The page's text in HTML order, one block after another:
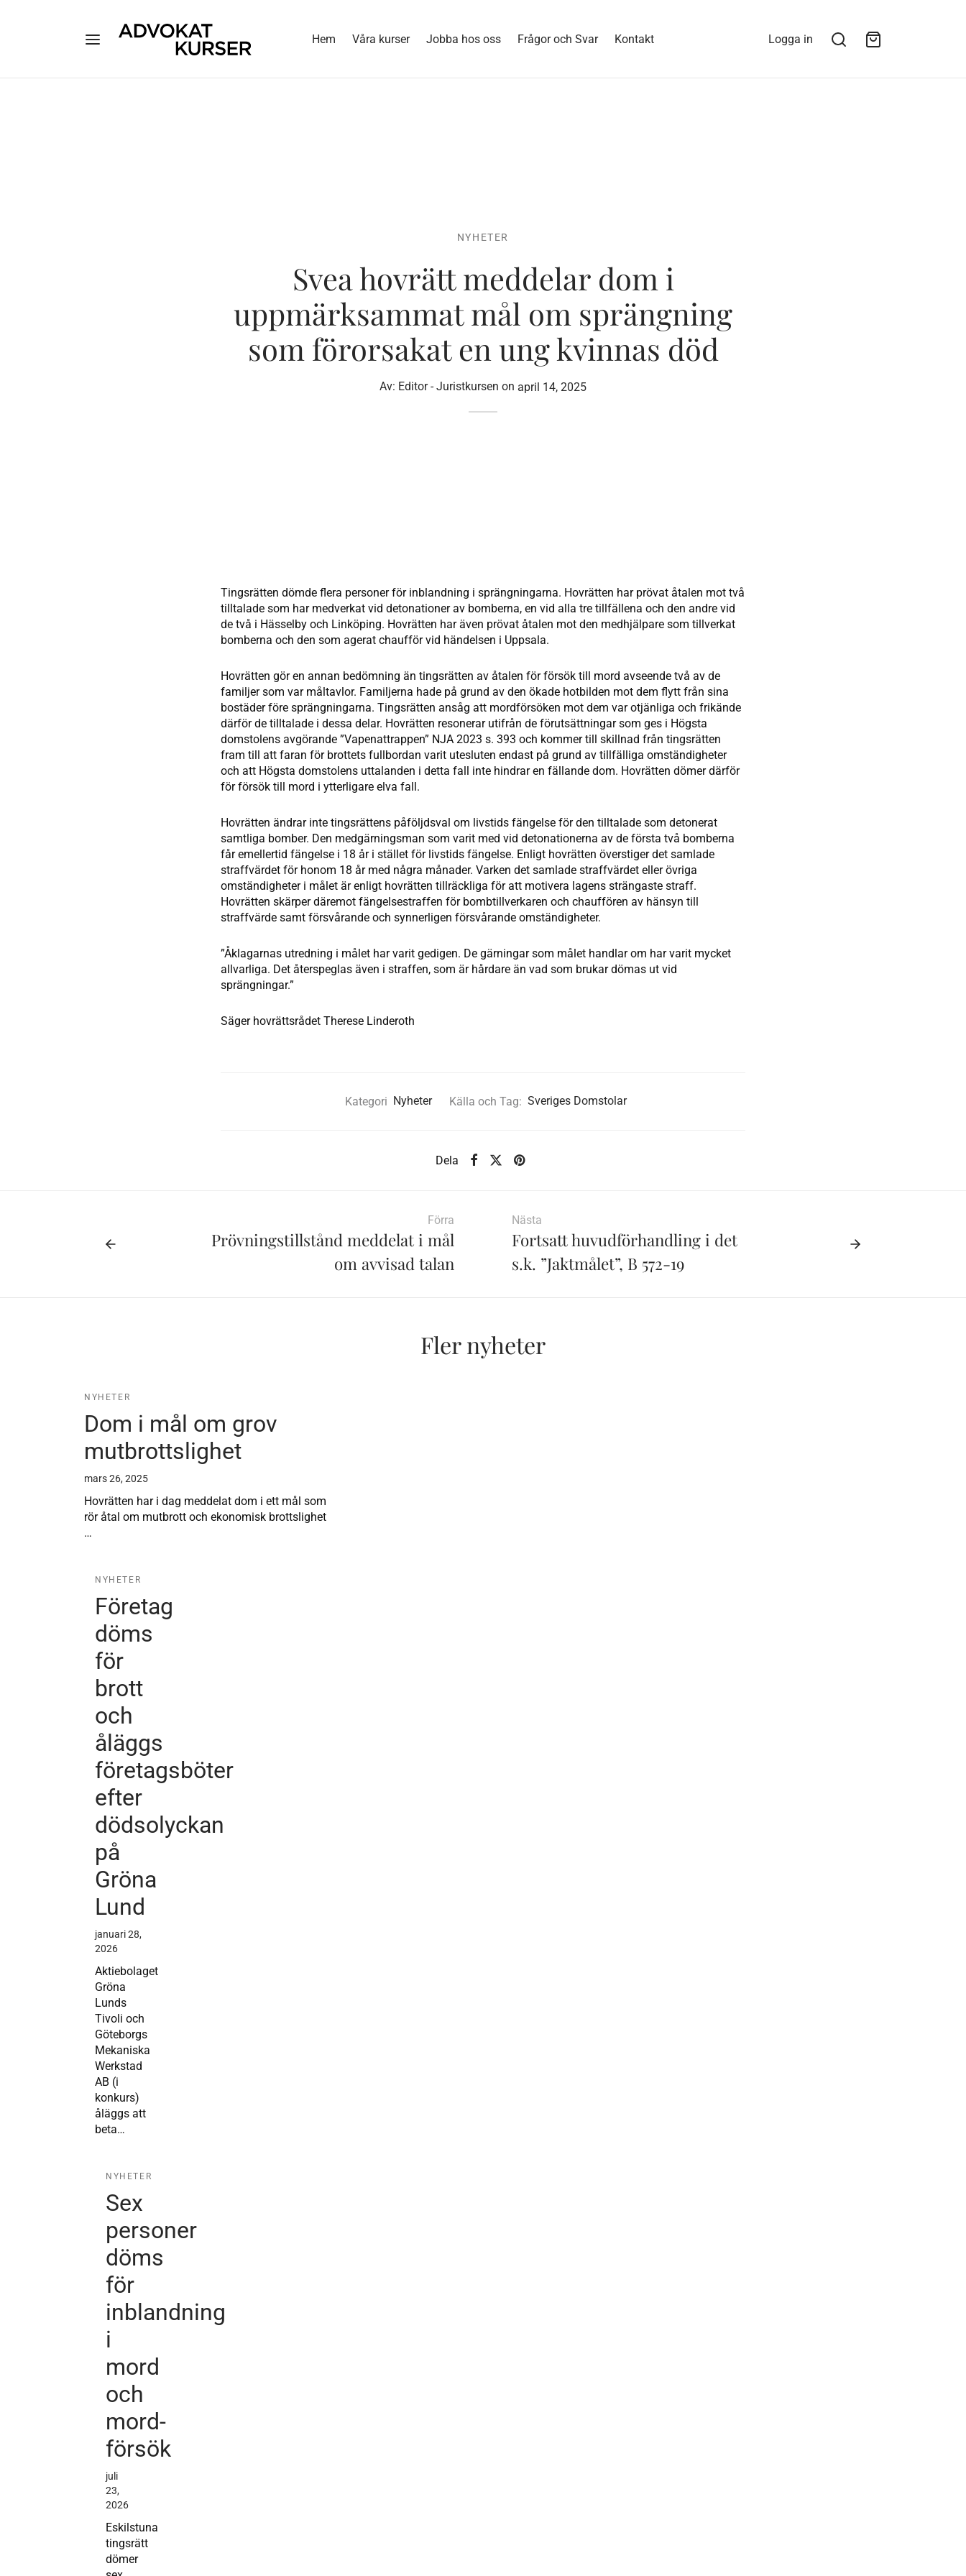
Hem Våra kurser Jobba hos oss Frågor och Svar Kontakt Logga in
NYHETER
Svea hovrätt meddelar dom i
uppmärksammat mål om sprängning
som förorsakat en ung kvinnas död
Av: Editor - Juristkursen on april 14, 2025
Tingsrätten dömde flera personer för inblandning i sprängningarna. Hovrätten har prövat åtalen mot två
tilltalade som har medverkat vid detonationer av bomberna, en vid alla tre tillfällena och den andre vid
de två i Hässelby och Linköping. Hovrätten har även prövat åtalen mot den medhjälpare som tillverkat
bomberna och den som agerat chaufför vid händelsen i Uppsala.
Hovrätten gör en annan bedömning än tingsrätten av åtalen för försök till mord avseende två av de
familjer som var måltavlor. Familjerna hade på grund av den ökade hotbilden mot dem flytt från sina
bostäder före sprängningarna. Tingsrätten ansåg att mordförsöken mot dem var otjänliga och frikände
därför de tilltalade i dessa delar. Hovrätten resonerar utifrån de förutsättningar som ges i Högsta
domstolens avgörande ”Vapenattrappen” NJA 2023 s. 393 och kommer till skillnad från tingsrätten
fram till att faran för brottets fullbordan varit utesluten endast på grund av tillfälliga omständigheter
och att Högsta domstolens uttalanden i detta fall inte hindrar en fällande dom. Hovrätten dömer därför
för försök till mord i ytterligare elva fall.
Hovrätten ändrar inte tingsrättens påföljdsval om livstids fängelse för den tilltalade som detonerat
samtliga bomber. Den medgärningsman som varit med vid detonationerna av de första två bomberna
får emellertid fängelse i 18 år i stället för livstids fängelse. Enligt hovrätten överstiger det samlade
straffvärdet för honom 18 år med några månader. Varken det samlade straffvärdet eller övriga
omständigheter i målet är enligt hovrätten tillräckliga för att motivera lagens strängaste straff.
Hovrätten skärper däremot fängelsestraffen för bombtillverkaren och chauffören av hänsyn till
straffvärde samt försvårande och synnerligen försvårande omständigheter.
”Åklagarnas utredning i målet har varit gedigen. De gärningar som målet handlar om har varit mycket
allvarliga. Det återspeglas även i straffen, som är hårdare än vad som brukar dömas ut vid
sprängningar.”
Säger hovrättsrådet Therese Linderoth
Kategori Nyheter Källa och Tag: Sveriges Domstolar
Dela
Förra
Prövningstillstånd meddelat i mål
om avvisad talan
Nästa
Fortsatt huvudförhandling i det
s.k. ”Jaktmålet”, B 572-19
Fler nyheter
NYHETER
Dom i mål om grov
mutbrottslighet
mars 26, 2025
Hovrätten har i dag meddelat dom i ett mål som
rör åtal om mutbrott och ekonomisk brottslighet
…
NYHETER
Företag
döms
för
brott
och
åläggs
företagsböter
efter
dödsolyckan
på
Gröna
Lund
januari 28,
2026
Aktiebolaget
Gröna
Lunds
Tivoli och
Göteborgs
Mekaniska
Werkstad
AB (i
konkurs)
åläggs att
beta…
NYHETER
Sex
personer
döms
för
inblandning
i
mord
och
mord-
försök
juli
23,
2026
Eskilstuna
tingsrätt
dömer